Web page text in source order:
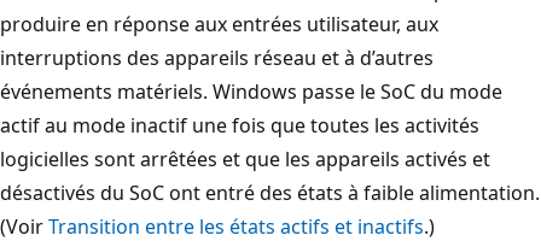
produire en réponse aux entrées utilisateur, aux
interruptions des appareils réseau et à d’autres
événements matériels. Windows passe le SoC du mode
actif au mode inactif une fois que toutes les activités
logicielles sont arrêtées et que les appareils activés et
désactivés du SoC ont entré des états à faible alimentation.
(VoirTransition entre les états actifs et inactifs.)